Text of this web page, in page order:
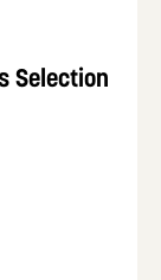
Selection